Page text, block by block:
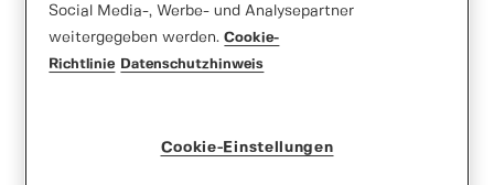
Social Media-, Werbe- und Analysepartner
weitergegeben werden.Cookie-
Richtlinie
Datenschutzhinweis
Cookie-Einstellungen